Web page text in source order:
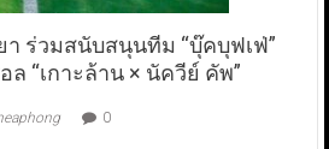
ร่วมสนับสนุนทีม “บุ๊คบุฟเฟ่”
“เกาะล้าน × นัควีย์ คัพ”
0